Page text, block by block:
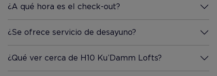
¿A qué hora es el check-out?
Más información
¿Se ofrece servicio de desayuno?
Más información
¿Qué ver cerca de H10 Ku’Damm Lofts?
Más información